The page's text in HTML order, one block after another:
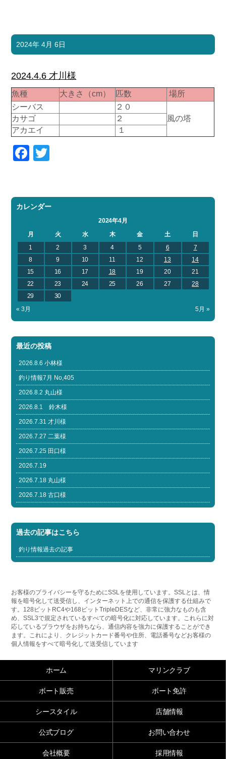
2024年 4月 6日
2024.4.6 才川様
魚種 大きさ（cm） 匹数
場所
シーバス
２０
風の塔
カサゴ
２
アカエイ
１
Facebook
カレンダー
2024年4月
月
火 水 木 金 土
日
1
2 3 4 5 6
7
8
9 10 11 12 13
14
15
16 17 18 19 20
21
22
23 24 25 26 27
28
29
30
« 3月
5月 »
最近の投稿
2026.8.6 小林様
釣り情報7月 No,405
2026.8.2 丸山様
2026.8.1 鈴木様
2026.7.31 才川様
2026.7.27 二葉様
2026.7.25 田口様
2026.7.19
2026.7.18 丸山様
2026.7.18 古口様
過去の記事はこちら
釣り情報過去の記事
お客様のプライバシーを守るためにSSLを使用しています。SSLとは、情
報を暗号化して送受信し、インターネット上での通信を保護する仕組みで
す。128ビットRC4や168ビットTripleDESなど、非常に強力なものも含
め、SSL3で規定されているすべての暗号化に対応しています。これらに対
応しているブラウザをお持ちなら、通信内容を強力に保護することができ
ます。これにより、クレジットカード番号や住所、電話番号などお客様の
個人情報をすべて暗号化して送受信しています
ホーム マリンクラブ
ボート販売 ボート免許
シースタイル 店舗情報
公式ブログ お問い合わせ
会社概要 採用情報